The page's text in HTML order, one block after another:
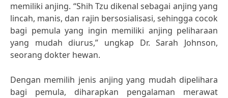
memiliki anjing. “Shih Tzu dikenal sebagai anjing yang
lincah, manis, dan rajin bersosialisasi, sehingga cocok
bagi pemula yang ingin memiliki anjing peliharaan
yang mudah diurus,” ungkap Dr. Sarah Johnson,
seorang dokter hewan.
Dengan memilih jenis anjing yang mudah dipelihara
bagi pemula, diharapkan pengalaman merawat